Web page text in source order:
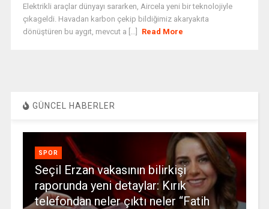
Elektrikli araçlar dünyayı sararken, Aircela yeni bir teknolojiyle
çıkageldi. Havadan karbon çekip bildiğimiz akaryakıta
dönüştüren bu aygıt, mevcut a [...]
Read More
GÜNCEL HABERLER
SPOR
Seçil Erzan vakasının bilirkişi
raporunda yeni detaylar: Kırık
telefondan neler çıktı neler “Fatih